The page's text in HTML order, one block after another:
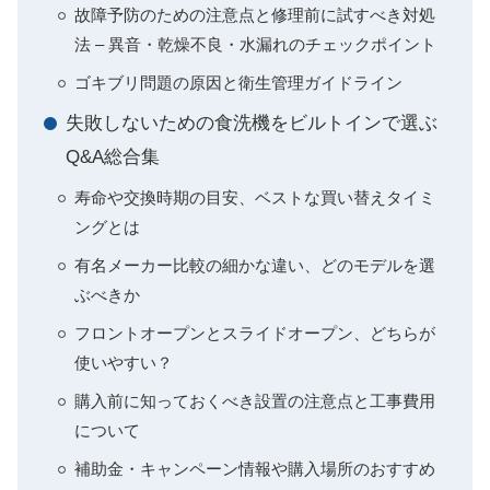
故障予防のための注意点と修理前に試すべき対処
法 – 異音・乾燥不良・水漏れのチェックポイント
ゴキブリ問題の原因と衛生管理ガイドライン
失敗しないための食洗機をビルトインで選ぶ
Q&A総合集
寿命や交換時期の目安、ベストな買い替えタイミ
ングとは
有名メーカー比較の細かな違い、どのモデルを選
ぶべきか
フロントオープンとスライドオープン、どちらが
使いやすい？
購入前に知っておくべき設置の注意点と工事費用
について
補助金・キャンペーン情報や購入場所のおすすめ